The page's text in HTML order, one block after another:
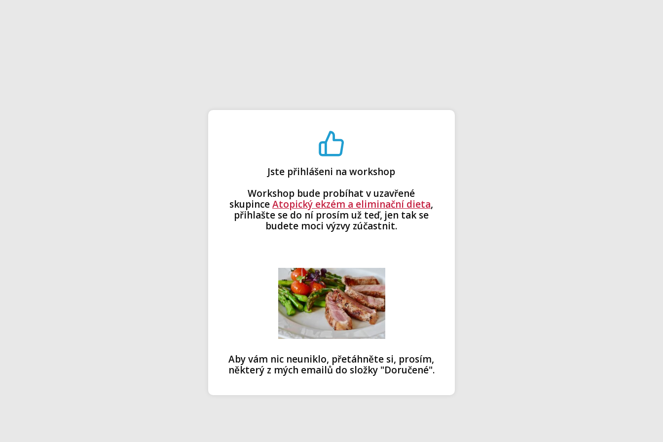
Jste přihlášeni na workshop
Workshop bude probíhat v uzavřené
skupinceAtopický ekzém a eliminační dieta,
přihlašte se do ní prosím už teď, jen tak se
budete moci výzvy zúčastnit.
Aby vám nic neuniklo, přetáhněte si, prosím,
některý z mých emailů do složky "Doručené".